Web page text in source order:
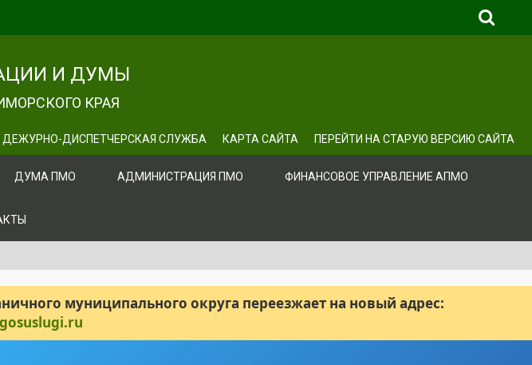
И ДУМЫ
КРАЯ
ДЕЖУРНО-ДИСПЕТЧЕРСКАЯ СЛУЖБА КАРТА САЙТА ПЕРЕЙТИ НА СТАРУЮ ВЕРСИЮ САЙТА
ДУМА ПМО АДМИНИСТРАЦИЯ ПМО ФИНАНСОВОЕ УПРАВЛЕНИЕ АПМО
муниципального округа переезжает на новый адрес: